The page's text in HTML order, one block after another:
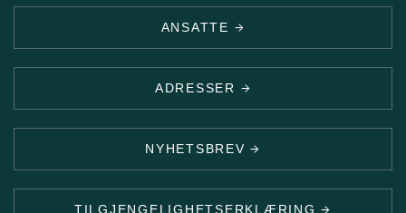
ANSATTE
ADRESSER
NYHETSBREV
TILGJENGELIGHETSERKLÆRING